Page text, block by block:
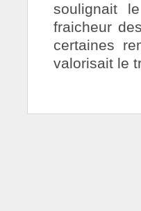
soulignait
fraicheur
certaines
valorisait le